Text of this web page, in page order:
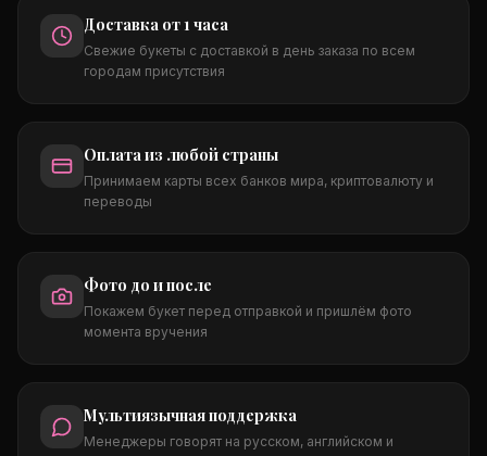
Доставка от 1 часа
Свежие букеты с доставкой в день заказа по всем
городам присутствия
Оплата из любой страны
Принимаем карты всех банков мира, криптовалюту и
переводы
Фото до и после
Покажем букет перед отправкой и пришлём фото
момента вручения
Мультиязычная поддержка
Менеджеры говорят на русском, английском и